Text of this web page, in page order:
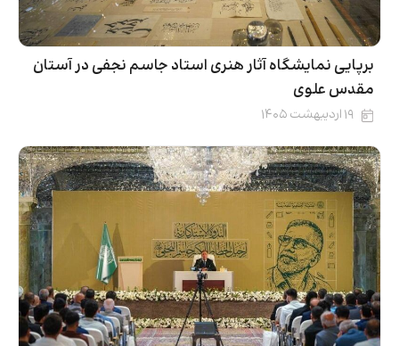
برپایی نمایشگاه آثار هنری استاد جاسم نجفی در آستان
مقدس علوی
۱۹ اردیبهشت ۱۴۰۵